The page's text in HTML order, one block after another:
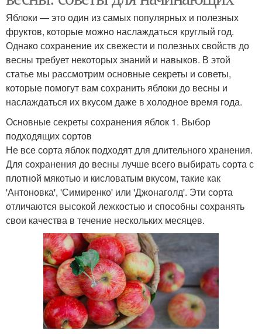
Яблоки — это один из самых популярных и полезных
фруктов, которые можно наслаждаться круглый год.
Однако сохранение их свежести и полезных свойств до
весны требует некоторых знаний и навыков. В этой
статье мы рассмотрим основные секреты и советы,
которые помогут вам сохранить яблоки до весны и
наслаждаться их вкусом даже в холодное время года.
Основные секреты сохранения яблок 1. Выбор
подходящих сортов
Не все сорта яблок подходят для длительного хранения.
Для сохранения до весны лучше всего выбирать сорта с
плотной мякотью и кисловатым вкусом, такие как
'Антоновка', 'Симиренко' или 'Джонаголд'. Эти сорта
отличаются высокой лежкостью и способны сохранять
свои качества в течение нескольких месяцев.